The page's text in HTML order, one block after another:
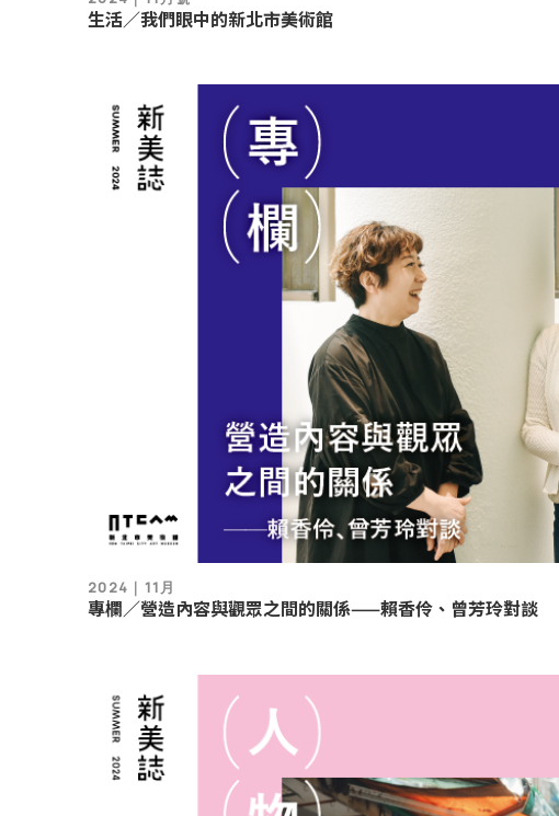
生活／我們眼中的新北市美術館
2024｜11月
專欄／營造內容與觀眾之間的關係——賴香伶、曾芳玲對談